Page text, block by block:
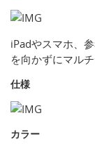
iPadやスマホ、
を向かずにマル
仕様
カラー